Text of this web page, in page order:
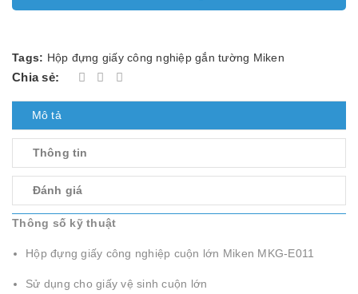
Tags: Hộp đựng giấy công nghiệp gắn tường Miken
Chia sẻ:
Mô tả
Thông tin
Đánh giá
Thông số kỹ thuật
Hộp đựng giấy công nghiệp cuộn lớn Miken MKG-E011
Sử dụng cho giấy vệ sinh cuộn lớn